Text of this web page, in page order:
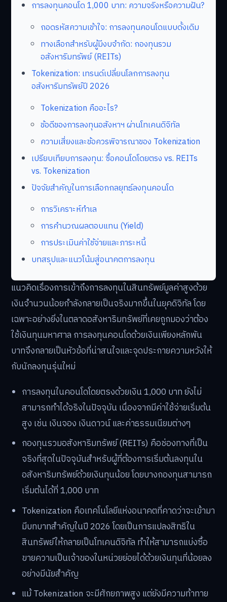
การลงทุนคอนโด 1,000 บาท: ความจริงหรือความฝัน?
ถอดรหัสความเข้าใจ: การลงทุนคอนโดแบบดั้งเดิม
ทางเลือกสำหรับผู้มีงบจำกัด: กองทุนรวม
อสังหาริมทรัพย์ (REITs)
Tokenization: เทรนด์เปลี่ยนโลกการลงทุน
อสังหาริมทรัพย์ปี 2026
Tokenization คืออะไร?
ข้อดีของการลงทุนอสังหาฯ ผ่านโทเคนดิจิทัล
ความเสี่ยงและข้อควรพิจารณาของ Tokenization
เปรียบเทียบการลงทุน: ซื้อคอนโดโดยตรง vs. REITs
vs. Tokenization
ปัจจัยสำคัญในการเลือกกลยุทธ์ลงทุนคอนโด
การวิเคราะห์ทำเล
การคำนวณผลตอบแทน (Yield)
การประเมินค่าใช้จ่ายและภาระหนี้
บทสรุปและแนวโน้มสู่อนาคตการลงทุน
แนวคิดเรื่องการเข้าถึงการลงทุนในสินทรัพย์มูลค่าสูงด้วย
เงินจำนวนน้อยกำลังกลายเป็นจริงมากขึ้นในยุคดิจิทัล โดย
เฉพาะอย่างยิ่งในตลาดอสังหาริมทรัพย์ที่เคยถูกมองว่าต้อง
ใช้เงินทุนมหาศาล การลงทุนคอนโดด้วยเงินเพียงหลักพัน
บาทจึงกลายเป็นหัวข้อที่น่าสนใจและจุดประกายความหวังให้
กับนักลงทุนรุ่นใหม่
การลงทุนในคอนโดโดยตรงด้วยเงิน 1,000 บาท ยังไม่
สามารถทำได้จริงในปัจจุบัน เนื่องจากมีค่าใช้จ่ายเริ่มต้น
สูง เช่น เงินจอง เงินดาวน์ และค่าธรรมเนียมต่างๆ
กองทุนรวมอสังหาริมทรัพย์ (REITs) คือช่องทางที่เป็น
จริงที่สุดในปัจจุบันสำหรับผู้ที่ต้องการเริ่มต้นลงทุนใน
อสังหาริมทรัพย์ด้วยเงินทุนน้อย โดยบางกองทุนสามารถ
เริ่มต้นได้ที่ 1,000 บาท
Tokenization คือเทคโนโลยีแห่งอนาคตที่คาดว่าจะเข้ามา
มีบทบาทสำคัญในปี 2026 โดยเป็นการแปลงสิทธิใน
สินทรัพย์ให้กลายเป็นโทเคนดิจิทัล ทำให้สามารถแบ่งซื้อ
ขายความเป็นเจ้าของในหน่วยย่อยได้ด้วยเงินทุนที่น้อยลง
อย่างมีนัยสำคัญ
แม้ Tokenization จะมีศักยภาพสูง แต่ยังมีความท้าทาย